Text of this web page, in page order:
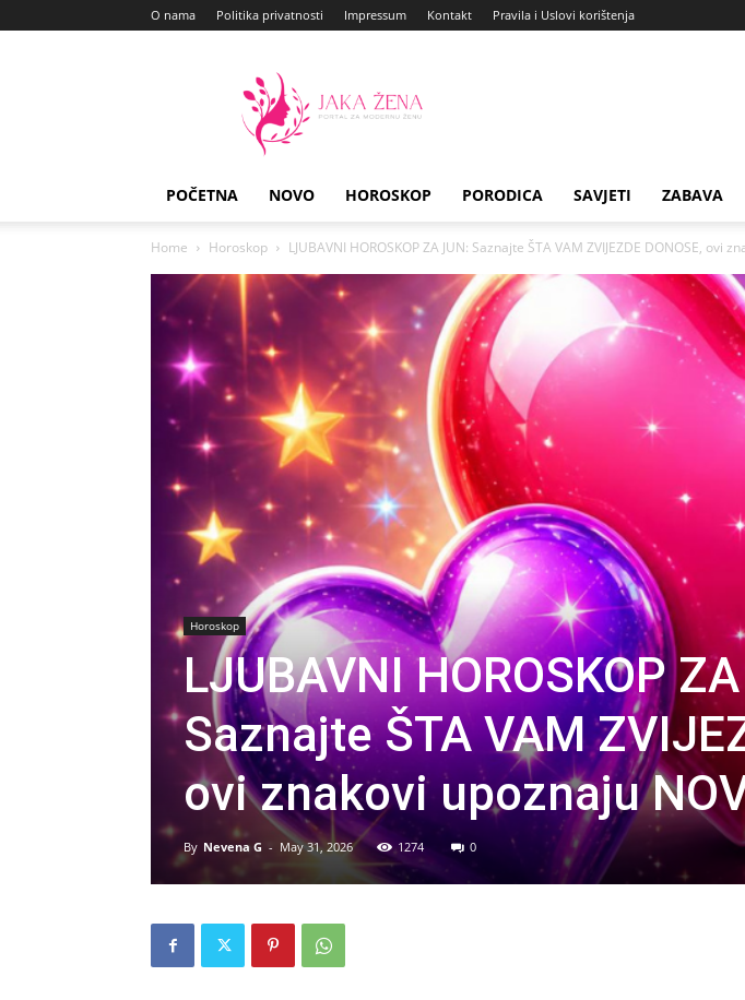
O nama Politika privatnosti Impressum Kontakt Pravila i Uslovi korištenja
Zena
POČETNA NOVO HOROSKOP PORODICA SAVJETI ZABAVA
Home Horoskop LJUBAVNI HOROSKOP ZA JUN: Saznajte ŠTA VAM ZVIJEZDE DONOSE, ovi
Horoskop
LJUBAVNI HOROSKOP
Saznajte ŠTA VAM
ovi znakovi upoznaju
By Nevena G - May 31, 2026 1274 0